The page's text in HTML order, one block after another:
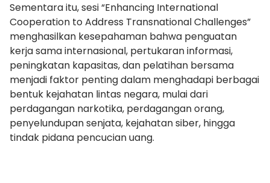
Sementara itu, sesi “Enhancing International
Cooperation to Address Transnational Challenges”
menghasilkan kesepahaman bahwa penguatan
kerja sama internasional, pertukaran informasi,
peningkatan kapasitas, dan pelatihan bersama
menjadi faktor penting dalam menghadapi berbagai
bentuk kejahatan lintas negara, mulai dari
perdagangan narkotika, perdagangan orang,
penyelundupan senjata, kejahatan siber, hingga
tindak pidana pencucian uang.